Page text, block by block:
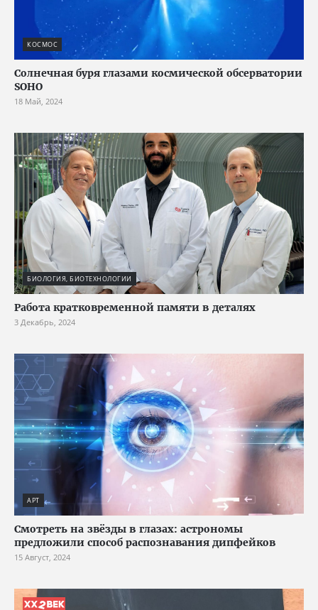
КОСМОС
Солнечная буря глазами космической обсерватории
SOHO
18 Май, 2024
БИОЛОГИЯ, БИОТЕХНОЛОГИИ
Работа кратковременной памяти в деталях
3 Декабрь, 2024
АРТ
Смотреть на звёзды в глазах: астрономы
предложили способ распознавания дипфейков
15 Август, 2024